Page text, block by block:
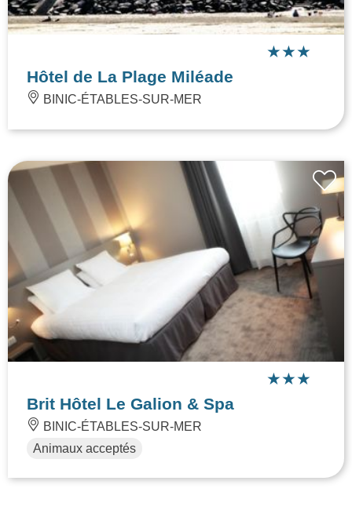
Hôtel de La Plage Miléade
BINIC-ÉTABLES-SUR-MER
Brit Hôtel Le Galion & Spa
BINIC-ÉTABLES-SUR-MER
Animaux acceptés